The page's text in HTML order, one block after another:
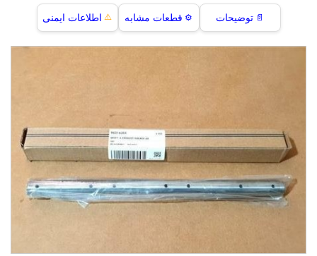
📄 توضیحات ⚙️ قطعات مشابه ⚠️ اطلاعات ایمنی